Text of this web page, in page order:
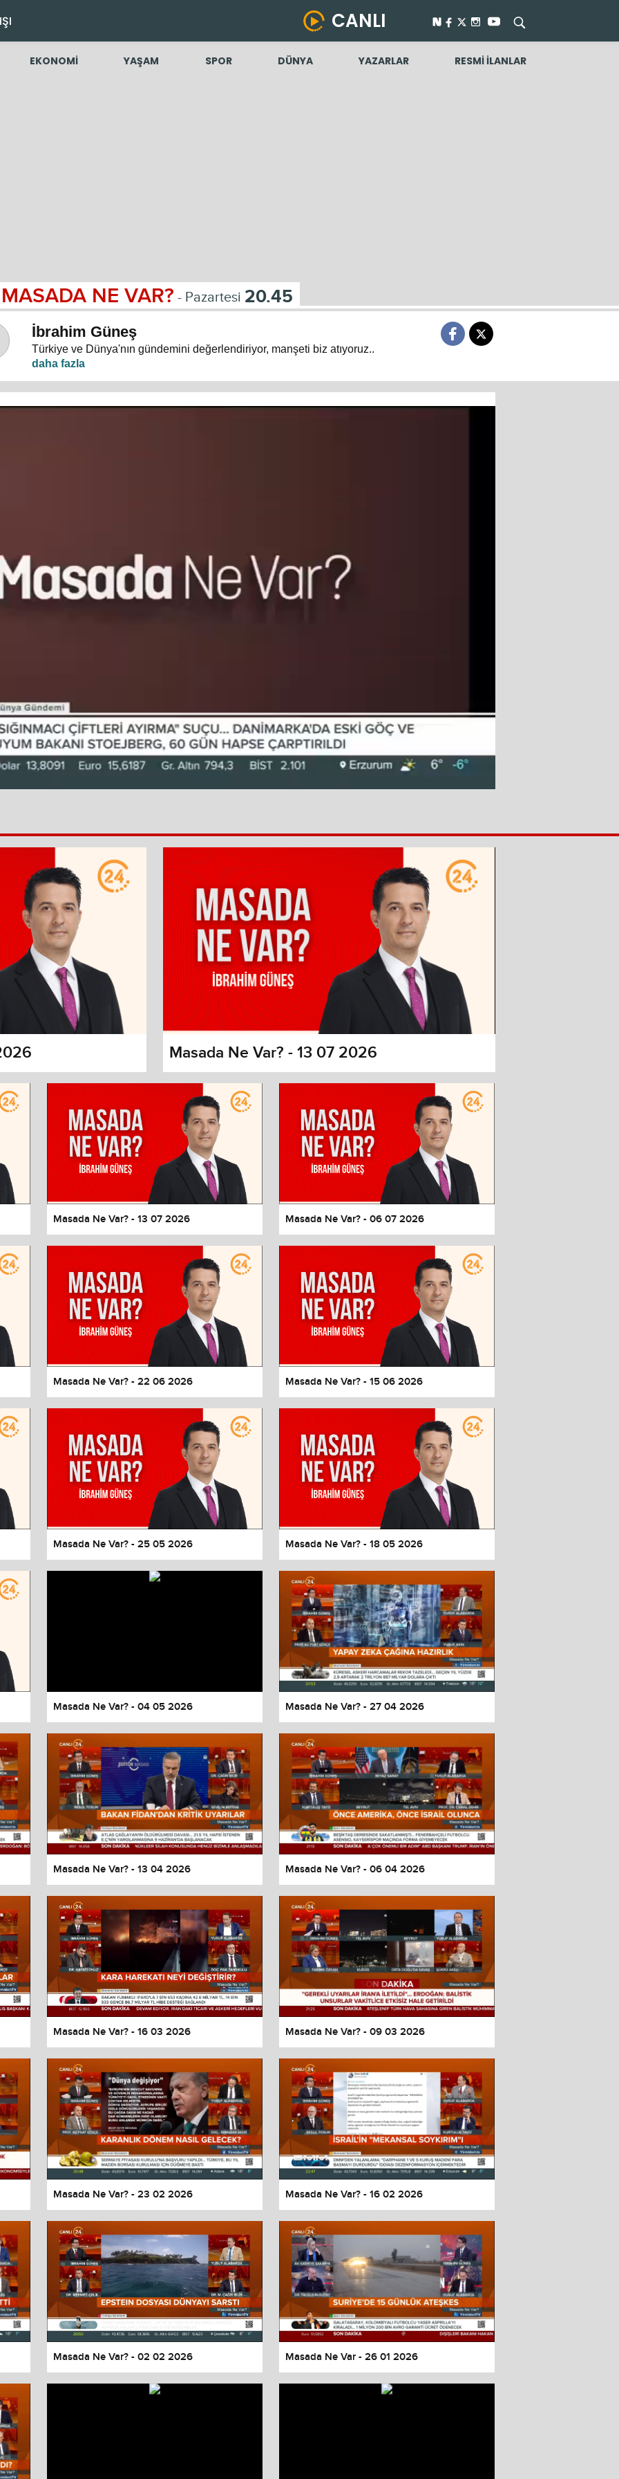
CANLI
EKONOMİ YAŞAM SPOR DÜNYA YAZARLAR RESMİ İLANLAR
MASADA NE VAR? - Pazartesi 20.45
İbrahim Güneş
Türkiye ve Dünya'nın gündemini değerlendiriyor, manşeti biz atıyoruz..
dialog
and close the window.
Done
Masada Ne Var? - 13 07 2026
Masada Ne Var? - 13 07 2026 Masada Ne Var? - 06 07 2026
Masada Ne Var? - 22 06 2026 Masada Ne Var? - 15 06 2026
Masada Ne Var? - 25 05 2026 Masada Ne Var? - 18 05 2026
Masada Ne Var? - 04 05 2026 Masada Ne Var? - 27 04 2026
Masada Ne Var? - 13 04 2026 Masada Ne Var? - 06 04 2026
Masada Ne Var? - 16 03 2026 Masada Ne Var? - 09 03 2026
Masada Ne Var? - 23 02 2026 Masada Ne Var? - 16 02 2026
Masada Ne Var? - 02 02 2026 Masada Ne Var - 26 01 2026